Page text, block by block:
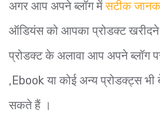
अगर आप अपने ब्लॉग मेंसटीक
ऑडियंस को आपका प्रोडक्ट खरीदने
प्रोडक्ट के अलावा आप अपने ब्लॉग
,Ebook या कोई अन्य प्रोडक्ट्स
सकते हैं ।